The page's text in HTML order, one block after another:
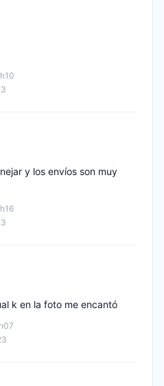
y los envíos son muy
k en la foto me encantó